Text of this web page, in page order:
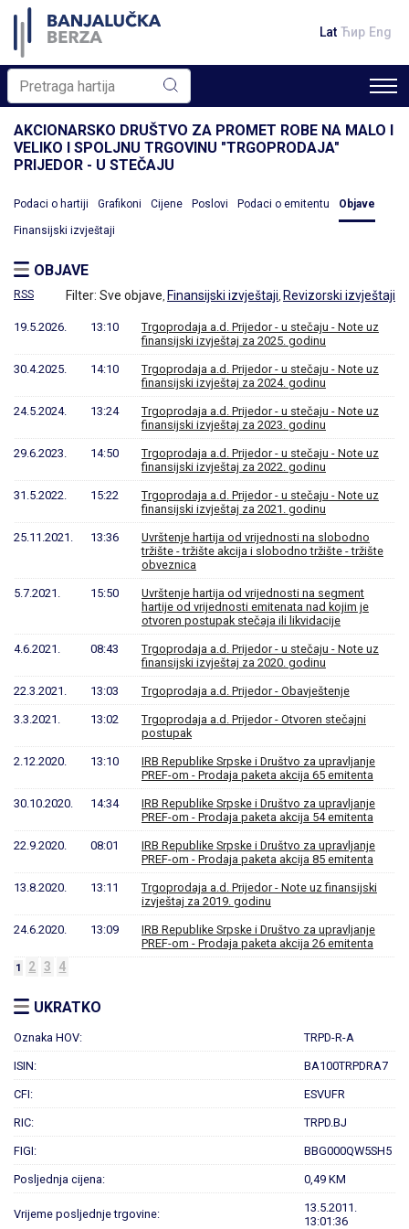
Lat Ћир Eng
AKCIONARSKO DRUŠTVO ZA PROMET ROBE NA MALO I
VELIKO I SPOLJNU TRGOVINU "TRGOPRODAJA"
PRIJEDOR - U STEČAJU
Podaci o hartiji Grafikoni Cijene Poslovi Podaci o emitentu Objave
Finansijski izvještaji
OBJAVE
RSS Filter: Sve objave, Finansijski izvještaji, Revizorski izvještaji
19.5.2026. 13:10
Trgoprodaja a.d. Prijedor - u stečaju - Note uz
finansijski izvještaj za 2025. godinu
30.4.2025. 14:10
Trgoprodaja a.d. Prijedor - u stečaju - Note uz
finansijski izvještaj za 2024. godinu
24.5.2024. 13:24
Trgoprodaja a.d. Prijedor - u stečaju - Note uz
finansijski izvještaj za 2023. godinu
29.6.2023. 14:50
Trgoprodaja a.d. Prijedor - u stečaju - Note uz
finansijski izvještaj za 2022. godinu
31.5.2022. 15:22
Trgoprodaja a.d. Prijedor - u stečaju - Note uz
finansijski izvještaj za 2021. godinu
25.11.2021. 13:36
Uvrštenje hartija od vrijednosti na slobodno
tržište - tržište akcija i slobodno tržište - tržište
obveznica
5.7.2021. 15:50
Uvrštenje hartija od vrijednosti na segment
hartije od vrijednosti emitenata nad kojim je
otvoren postupak stečaja ili likvidacije
4.6.2021. 08:43
Trgoprodaja a.d. Prijedor - u stečaju - Note uz
finansijski izvještaj za 2020. godinu
22.3.2021. 13:03 Trgoprodaja a.d. Prijedor - Obavještenje
3.3.2021. 13:02
Trgoprodaja a.d. Prijedor - Otvoren stečajni
postupak
2.12.2020. 13:10
IRB Republike Srpske i Društvo za upravljanje
PREF-om - Prodaja paketa akcija 65 emitenta
30.10.2020. 14:34
IRB Republike Srpske i Društvo za upravljanje
PREF-om - Prodaja paketa akcija 54 emitenta
22.9.2020. 08:01
IRB Republike Srpske i Društvo za upravljanje
PREF-om - Prodaja paketa akcija 85 emitenta
13.8.2020. 13:11
Trgoprodaja a.d. Prijedor - Note uz finansijski
izvještaj za 2019. godinu
24.6.2020. 13:09
IRB Republike Srpske i Društvo za upravljanje
PREF-om - Prodaja paketa akcija 26 emitenta
1 2 3 4
UKRATKO
Oznaka HOV: TRPD-R-A
ISIN: BA100TRPDRA7
CFI: ESVUFR
RIC: TRPD.BJ
FIGI: BBG000QW5SH5
Posljednja cijena: 0,49 KM
Vrijeme posljednje trgovine:
13.5.2011.
13:01:36